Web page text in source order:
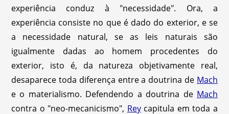
experiência conduz à "necessidade". Ora, a
experiência consiste no que é dado do exterior, e se
a necessidade natural, se as leis naturais são
igualmente dadas ao homem procedentes do
exterior, isto é, da natureza objetivamente real,
desaparece toda diferença entre a doutrina de Mach
e o materialismo. Defendendo a doutrina de Mach
contra o "neo-mecanicismo", Reycapitula em toda a